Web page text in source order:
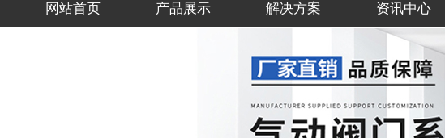
网站首页 产品展示 解决方案 资讯中心